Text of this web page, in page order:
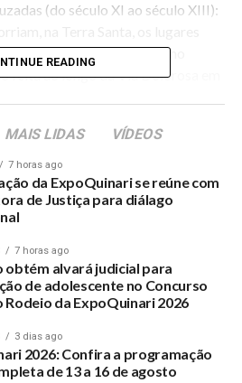
(do século XI ao século XIII):
quiseram reproduzir, no
feita ao longo da Via Dolorosa em
ou etapas dessa caminhada
chegando à forma atual,
XVI.O exercício da via-sacra
pelos Sumos Pontífices da
uma frutuosa meditação
Cristo.
DAS-GRACAS-PROMOVEU-A-
DA-SEXTA-FEIRA-DA-PAIXAO
READING
MAIS LIDAS VÍDEOS
7 horas ago
da ExpoQuinari se reúne com
de Justiça para diálago
7 horas ago
obtém alvará judicial para
de adolescente no Concurso
Rodeio da ExpoQuinari 2026
3 dias ago
2026: Confira a programação
de 13 a 16 de agosto